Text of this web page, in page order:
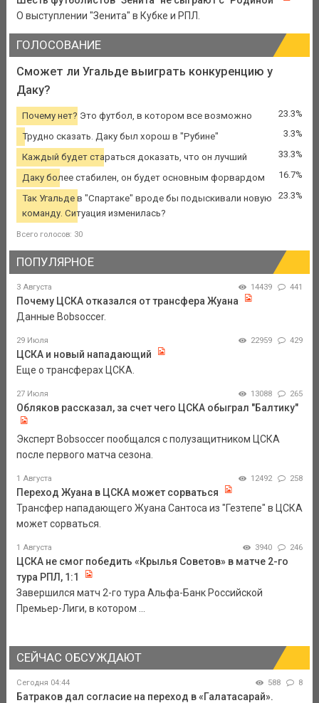
О выступлении "Зенита" в Кубке и РПЛ.
ГОЛОСОВАНИЕ
Сможет ли Угальде выиграть конкуренцию у
Даку?
Почему нет? Это футбол, в котором все возможно 23.3%
Трудно сказать. Даку был хорош в "Рубине" 3.3%
Каждый будет стараться доказать, что он лучший 33.3%
Даку более стабилен, он будет основным форвардом 16.7%
Так Угальде в "Спартаке" вроде бы подыскивали новую
команду. Ситуация изменилась?
23.3%
Всего голосов: 30
ПОПУЛЯРНОЕ
3 Августа 14439 441
Почему ЦСКА отказался от трансфера Жуана
Данные Bobsoccer.
29 Июля 22959 429
ЦСКА и новый нападающий
Еще о трансферах ЦСКА.
27 Июля 13088 265
Обляков рассказал, за счет чего ЦСКА обыграл "Балтику"
Эксперт Bobsoccer пообщался с полузащитником ЦСКА
после первого матча сезона.
1 Августа 12492 258
Переход Жуана в ЦСКА может сорваться
Трансфер нападающего Жуана Сантоса из "Гезтепе" в ЦСКА
может сорваться.
1 Августа 3940 246
ЦСКА не смог победить «Крылья Советов» в матче 2-го
тура РПЛ, 1:1
Завершился матч 2-го тура Альфа-Банк Российской
Премьер-Лиги, в котором ...
СЕЙЧАС ОБСУЖДАЮТ
Сегодня 04:44 588 8
Батраков дал согласие на переход в «Галатасарай».